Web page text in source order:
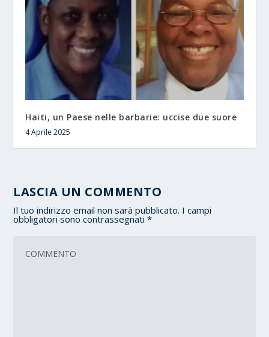
Haiti, un Paese nelle barbarie: uccise due suore
4 Aprile 2025
LASCIA UN COMMENTO
Il tuo indirizzo email non sarà pubblicato. I campi
obbligatori sono contrassegnati*